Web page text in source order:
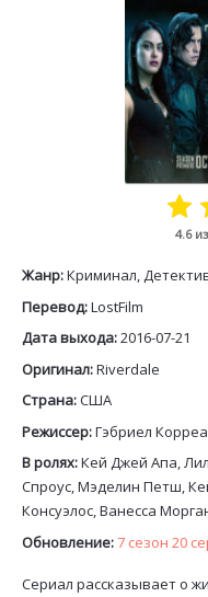
4.6
Жанр:Криминал,
Перевод:LostFilm
Дата выхода:2016-07-21
Оригинал:Riverdale
Страна:США
Режиссер:Гэбриел
В ролях:Кей Джей Апа,
Спроус, Мэделин Петш,
Консуэлос, Ванесса
Обновление:7 сезон 20
Сериал рассказывает о